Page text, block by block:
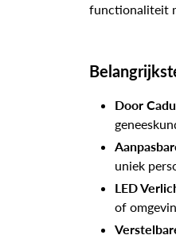
functionaliteit
Door
uniek
LED
of